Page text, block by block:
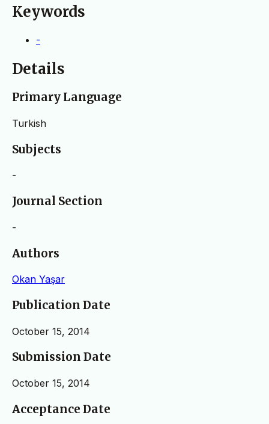
Keywords
-
Details
Primary Language
Turkish
Subjects
-
Journal Section
-
Authors
Okan Yaşar
Publication Date
October 15, 2014
Submission Date
October 15, 2014
Acceptance Date